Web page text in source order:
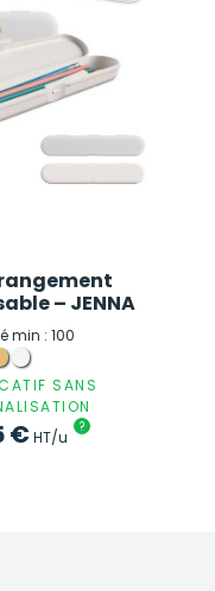
– JENNA
min : 100
SANS
€HT/u
?